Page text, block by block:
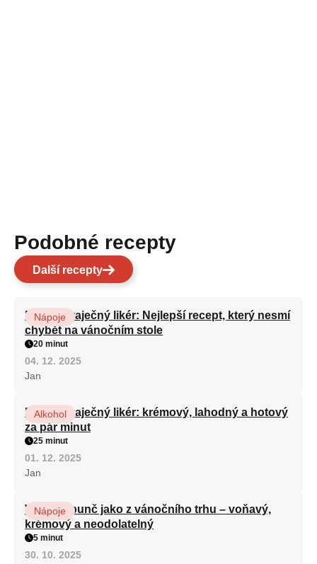
Podobné recepty
Další recepty
Domácí vaječný likér: Nejlepší recept, který nesmí
chybět na vánočním stole
Nápoje
20 minut
04. 12. 2025
Jan
Domácí vaječný likér: krémový, lahodný a hotový
za pár minut
Alkohol
25 minut
01. 12. 2025
Jan
Vaječný punč jako z vánočního trhu – voňavý,
krémový a neodolatelný
Nápoje
5 minut
30. 10. 2025